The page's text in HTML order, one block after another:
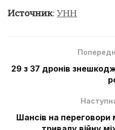
Источник: УНН
29 з 37 дронів
Шансів на